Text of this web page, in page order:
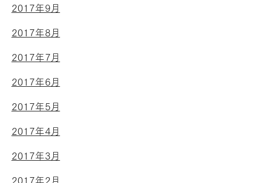
2017年9月
2017年8月
2017年7月
2017年6月
2017年5月
2017年4月
2017年3月
2017年2月